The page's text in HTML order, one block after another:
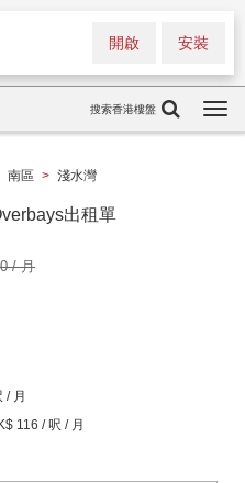
安裝
開啟
搜索香港樓盤
南區 > 淺水灣
出租單
/ 月
/ 月
116 / 呎 / 月